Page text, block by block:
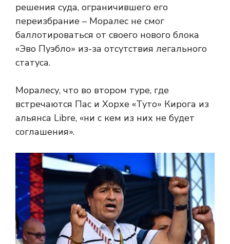
решения суда, ограничившего его
переизбрание – Моралес не смог
баллотироваться от своего нового блока
«Эво Пуэбло» из-за отсутствия легального
статуса.
Моралесу, что во втором туре, где
встречаются Пас и Хорхе «Туто» Кирога из
альянса Libre, «ни с кем из них не будет
соглашения».